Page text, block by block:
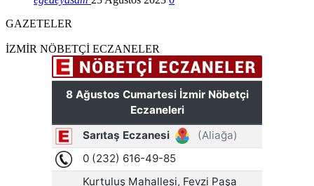
GAZETELER
İZMİR NÖBETÇİ ECZANELER